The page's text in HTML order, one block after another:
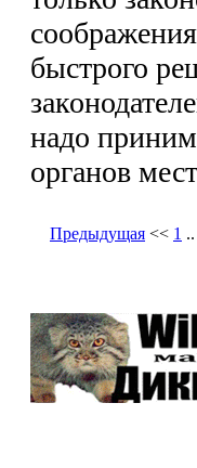
быстрого
надо
органов
Предыдущая << 1